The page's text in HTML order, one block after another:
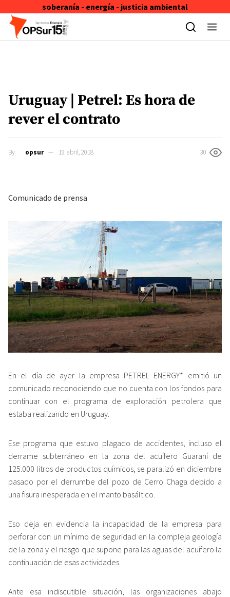
soberanía - energía - justicia ambiental
Skip to content
Uruguay | Petrel: Es hora de
rever el contrato
By opsur 19 abril, 2018 30
Comunicado de prensa
En el día de ayer la empresa PETREL ENERGY* emitió un
comunicado reconociendo que no cuenta con los fondos para
continuar con el programa de exploración petrolera que
estaba realizando en Uruguay.
Ese programa que estuvo plagado de accidentes, incluso el
derrame subterráneo en la zona del acuífero Guaraní de
125.000 litros de productos químicos, se paralizó en diciembre
pasado por el derrumbe del pozo de Cerro Chaga debido a
una fisura inesperada en el manto basáltico.
Eso deja en evidencia la incapacidad de la empresa para
perforar con un mínimo de seguridad en la compleja geología
de la zona y el riesgo que supone para las aguas del acuífero la
continuación de esas actividades.
Ante esa indiscutible situación, las organizaciones abajo